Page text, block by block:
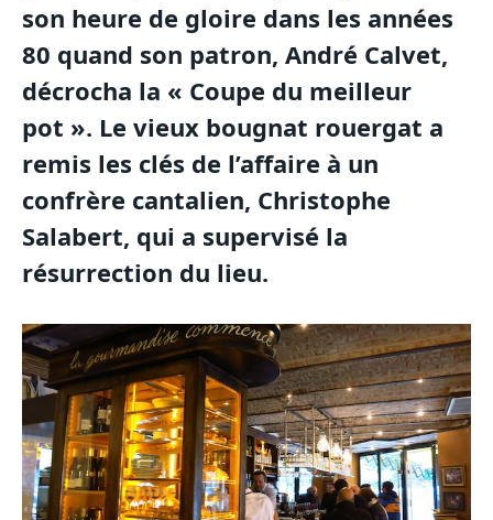
son heure de gloire dans les années
80 quand son patron, André Calvet,
décrocha la « Coupe du meilleur
pot ». Le vieux bougnat rouergat a
remis les clés de l’affaire à un
confrère cantalien, Christophe
Salabert, qui a supervisé la
résurrection du lieu.